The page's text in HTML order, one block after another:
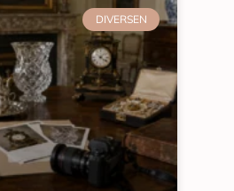
DIVERSEN